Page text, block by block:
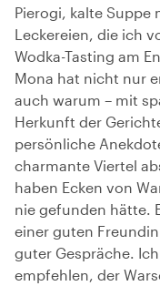
Pierogi, kalte Suppe
Leckereien, die ich
Wodka-Tasting am
Mona hat nicht nur
auch warum – mit
Herkunft der
persönliche
charmante Viertel
haben Ecken von
nie gefunden hätte.
einer guten
guter Gespräche.
empfehlen, der